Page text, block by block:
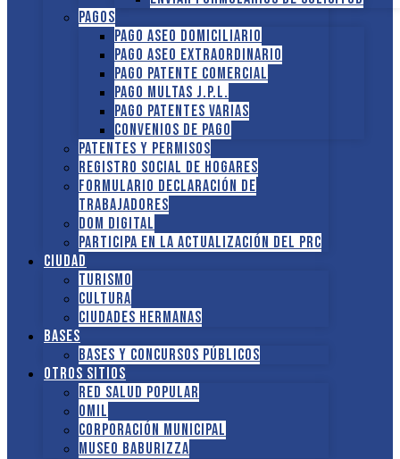
Pagos
Pago Aseo domiciliario
Pago Aseo extraordinario
Pago Patente comercial
Pago multas J.P.L.
Pago Patentes varias
Convenios de pago
Patentes y Permisos
Registro social de hogares
FORMULARIO DECLARACIÓN DE
TRABAJADORES
DOM Digital
Participa en la actualización del PRC
Ciudad
Turismo
Cultura
Ciudades hermanas
Bases
Bases y Concursos Públicos
Otros sitios
Red Salud Popular
OMIL
Corporación Municipal
Museo Baburizza